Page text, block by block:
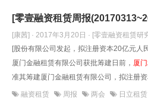
[零壹融资租赁周报
[康茜] · 2017年3月20日 · [零壹融资租赁研
[股份有限公司发起，拟注册资本20亿元人
厦门金融租赁有限公司获批筹建日前， 厦
准其筹建厦门金融租赁有限公司，拟注册
融资租赁 周报 两会 日立租赁